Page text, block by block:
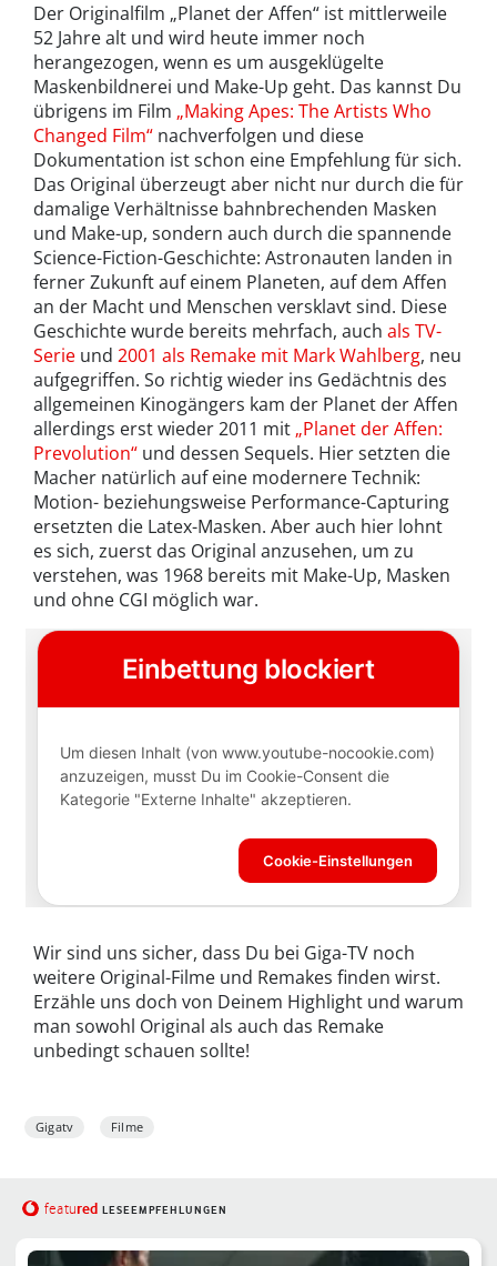
Der Originalfilm „Planet der Affen“ ist mittlerweile
52 Jahre alt und wird heute immer noch
herangezogen, wenn es um ausgeklügelte
Maskenbildnerei und Make-Up geht. Das kannst Du
übrigens im Film „Making Apes: The Artists Who
Changed Film“ nachverfolgen und diese
Dokumentation ist schon eine Empfehlung für sich.
Das Original überzeugt aber nicht nur durch die für
damalige Verhältnisse bahnbrechenden Masken
und Make-up, sondern auch durch die spannende
Science-Fiction-Geschichte: Astronauten landen in
ferner Zukunft auf einem Planeten, auf dem Affen
an der Macht und Menschen versklavt sind. Diese
Geschichte wurde bereits mehrfach, auch als TV-
Serie und 2001 als Remake mit Mark Wahlberg, neu
aufgegriffen. So richtig wieder ins Gedächtnis des
allgemeinen Kinogängers kam der Planet der Affen
allerdings erst wieder 2011 mit „Planet der Affen:
Prevolution“ und dessen Sequels. Hier setzten die
Macher natürlich auf eine modernere Technik:
Motion- beziehungsweise Performance-Capturing
ersetzten die Latex-Masken. Aber auch hier lohnt
es sich, zuerst das Original anzusehen, um zu
verstehen, was 1968 bereits mit Make-Up, Masken
und ohne CGI möglich war.
Wir sind uns sicher, dass Du bei Giga-TV noch
weitere Original-Filme und Remakes finden wirst.
Erzähle uns doch von Deinem Highlight und warum
man sowohl Original als auch das Remake
unbedingt schauen sollte!
Gigatv Filme
featured LESEEMPFEHLUNGEN